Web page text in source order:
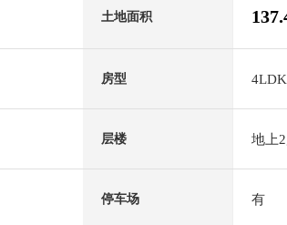
土地面积
房型 4LDK
层楼 地上
停车场 有